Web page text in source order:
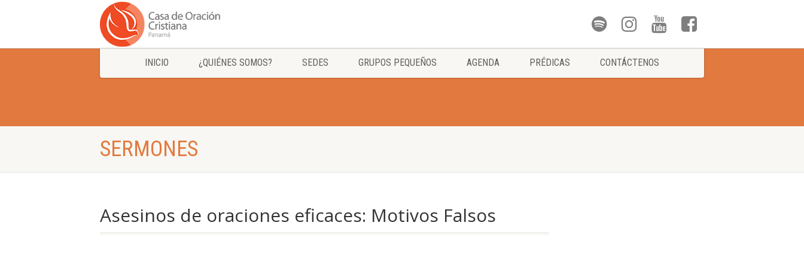
INICIO ¿QUIÉNES SOMOS? SEDES GRUPOS PEQUEÑOS AGENDA PRÉDICAS CONTÁCTENOS
SERMONES
Asesinos de oraciones eficaces: Motivos Falsos